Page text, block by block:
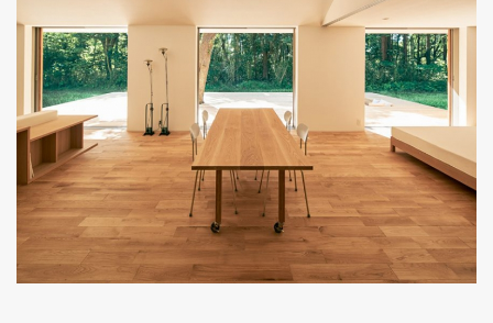
ค้นหา
SHARE TWEET LINE EMAIL